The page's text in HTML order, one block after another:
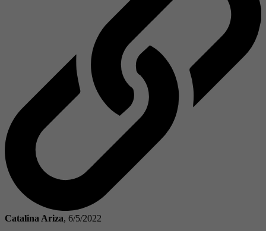
Catalina Ariza, 6/5/2022